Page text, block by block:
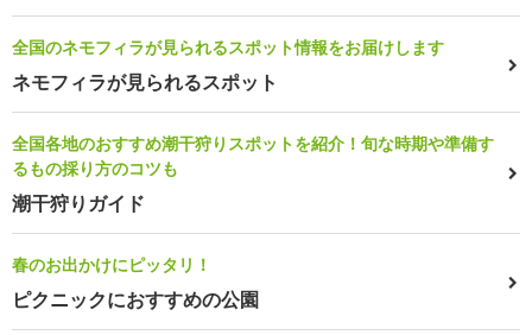
全国のネモフィラが見られるスポット情報をお届けします
ネモフィラが見られるスポット
全国各地のおすすめ潮干狩りスポットを紹介！旬な時期や準備す
るもの採り方のコツも
潮干狩りガイド
春のお出かけにピッタリ！
ピクニックにおすすめの公園